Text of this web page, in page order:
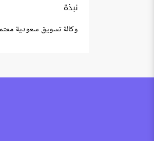
نبذة
وكالة تسويق سعودية